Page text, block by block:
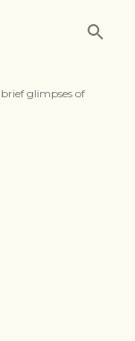
glimpses of